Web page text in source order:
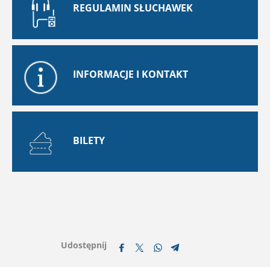
REGULAMIN SŁUCHAWEK
INFORMACJE I KONTAKT
BILETY
Udostępnij